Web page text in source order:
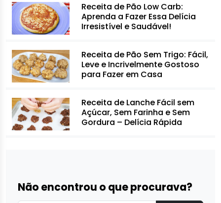
Receita de Pão Low Carb:
Aprenda a Fazer Essa Delícia
Irresistível e Saudável!
Receita de Pão Sem Trigo: Fácil,
Leve e Incrivelmente Gostoso
para Fazer em Casa
Receita de Lanche Fácil sem
Açúcar, Sem Farinha e Sem
Gordura – Delícia Rápida
Não encontrou o que procurava?